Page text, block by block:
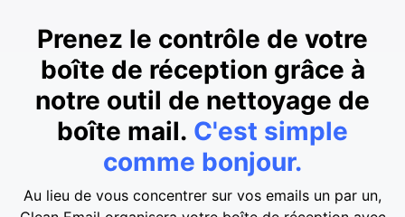
Prenez le contrôle de votre
boîte de réception grâce à
notre outil de nettoyage de
boîte mail. C'est simple
comme bonjour.
Au lieu de vous concentrer sur vos emails un par un,